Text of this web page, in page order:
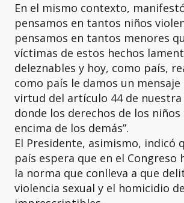
En el mismo contexto,
pensamos en tantos niños
pensamos en tantos menores
víctimas de estos hechos
deleznables y hoy, como país,
como país le damos un mensaje
virtud del artículo 44 de
donde los derechos de los
encima de los demás”.
El Presidente, asimismo, indicó
país espera que en el Congreso
la norma que conlleva a que
violencia sexual y el homicidio